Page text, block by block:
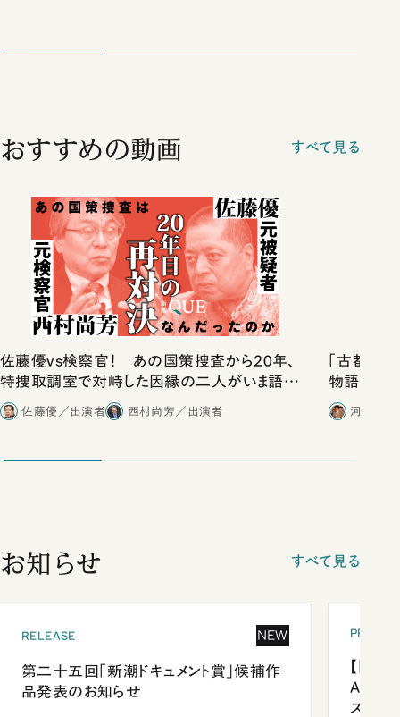
おすすめの動画 すべて見る
佐藤優vs検察官！ あの国策捜査から20年、
特捜取調室で対峙した因縁の二人がいま語り
合ったこと
佐藤優／出演者 西村尚芳／出演者
「古都」
物語」に
河野有
お知らせ すべて見る
RELEASE NEW
第二十五回「新潮ドキュメント賞」候補作
品発表のお知らせ
【「新
ズプレ